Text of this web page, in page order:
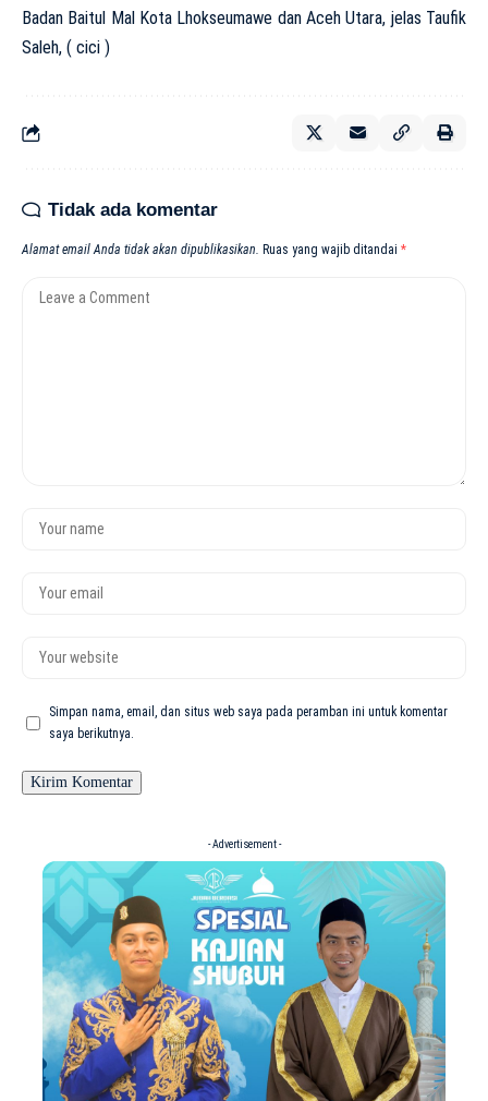
Badan Baitul Mal Kota Lhokseumawe dan Aceh Utara, jelas Taufik
Saleh, ( cici )
Tidak ada komentar
Alamat email Anda tidak akan dipublikasikan. Ruas yang wajib ditandai *
Simpan nama, email, dan situs web saya pada peramban ini untuk komentar
saya berikutnya.
- Advertisement -